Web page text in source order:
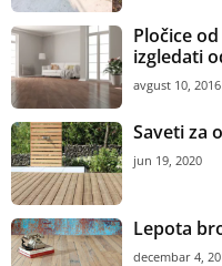
Pločice
izgledati
avgust 10, 2016
Saveti za
jun 19, 2020
Lepota
decembar 4,